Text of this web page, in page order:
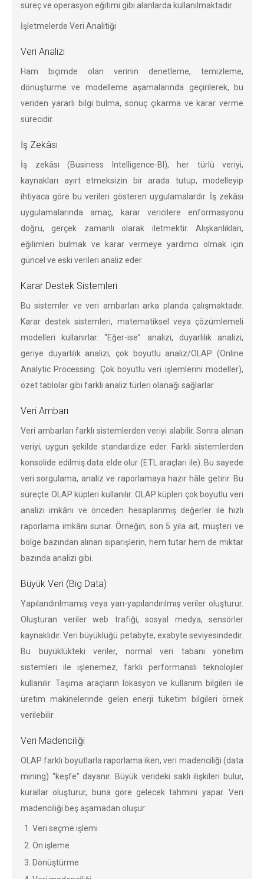
süreç ve operasyon eğitimi gibi alanlarda kullanılmaktadır
İşletmelerde Veri Analitiği
Veri Analizi
Ham biçimde olan verinin denetleme, temizleme,
dönüştürme ve modelleme aşamalarında geçirilerek, bu
veriden yararlı bilgi bulma, sonuç çıkarma ve karar verme
sürecidir.
İş Zekâsı
İş zekâsı (Business Intelligence-BI), her türlü veriyi,
kaynakları ayırt etmeksizin bir arada tutup, modelleyip
ihtiyaca göre bu verileri gösteren uygulamalardır. İş zekâsı
uygulamalarında amaç, karar vericilere enformasyonu
doğru, gerçek zamanlı olarak iletmektir. Alışkanlıkları,
eğilimleri bulmak ve karar vermeye yardımcı olmak için
güncel ve eski verileri analiz eder.
Karar Destek Sistemleri
Bu sistemler ve veri ambarları arka planda çalışmaktadır.
Karar destek sistemleri, matematiksel veya çözümlemeli
modelleri kullanırlar. “Eğer-ise” analizi, duyarlılık analizi,
geriye duyarlılık analizi, çok boyutlu analiz/OLAP (Online
Analytic Processing: Çok boyutlu veri işlemlerini modeller),
özet tablolar gibi farklı analiz türleri olanağı sağlarlar.
Veri Ambarı
Veri ambarları farklı sistemlerden veriyi alabilir. Sonra alınan
veriyi, uygun şekilde standardize eder. Farklı sistemlerden
konsolide edilmiş data elde olur (ETL araçları ile). Bu sayede
veri sorgulama, analiz ve raporlamaya hazır hâle getirir. Bu
süreçte OLAP küpleri kullanılır. OLAP küpleri çok boyutlu veri
analizi imkânı ve önceden hesaplanmış değerler ile hızlı
raporlama imkânı sunar. Örneğin; son 5 yıla ait, müşteri ve
bölge bazından alınan siparişlerin, hem tutar hem de miktar
bazında analizi gibi.
Büyük Veri (Big Data)
Yapılandırılmamış veya yarı-yapılandırılmış veriler oluşturur.
Oluşturan veriler web trafiği, sosyal medya, sensörler
kaynaklıdır. Veri büyüklüğü petabyte, exabyte seviyesindedir.
Bu büyüklükteki veriler, normal veri tabanı yönetim
sistemleri ile işlenemez, farklı performanslı teknolojiler
kullanılır. Taşıma araçların lokasyon ve kullanım bilgileri ile
üretim makinelerinde gelen enerji tüketim bilgileri örnek
verilebilir.
Veri Madenciliği
OLAP farklı boyutlarla raporlama iken, veri madenciliği (data
mining) “keşfe” dayanır. Büyük verideki saklı ilişkileri bulur,
kurallar oluşturur, buna göre gelecek tahmini yapar. Veri
madenciliği beş aşamadan oluşur:
Veri seçme işlemi
Ön işleme
Dönüştürme